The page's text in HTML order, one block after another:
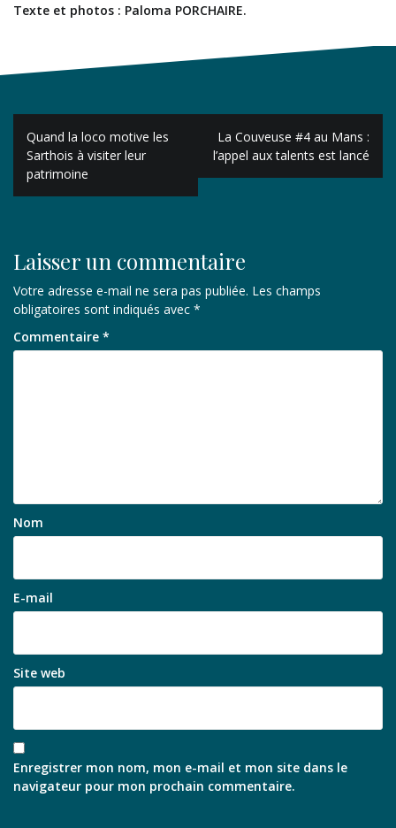
Texte et photos : Paloma PORCHAIRE.
Navigation
de
l’article
Quand la loco motive les
Sarthois à visiter leur
patrimoine
La Couveuse #4 au Mans :
l’appel aux talents est lancé
Laisser un commentaire
Votre adresse e-mail ne sera pas publiée. Les champs
obligatoires sont indiqués avec *
Commentaire *
Nom
E-mail
Site web
Enregistrer mon nom, mon e-mail et mon site dans le
navigateur pour mon prochain commentaire.